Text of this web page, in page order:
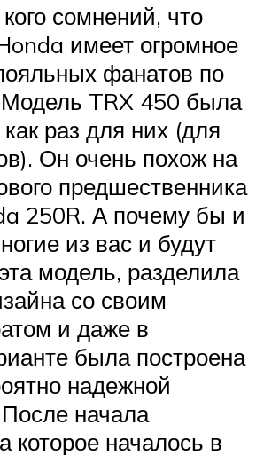
сомнений, что
имеет огромное
фанатов по
TRX 450 была
раз для них (для
Он очень похож на
предшественника
250R. А почему бы и
из вас и будут
модель, разделила
со своим
и даже в
была построена
надежной
начала
которое началось в